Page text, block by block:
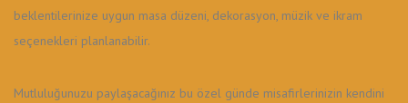
beklentilerinize uygun masa düzeni, dekorasyon, müzik ve ikram
seçenekleri planlanabilir.
Mutluluğunuzu paylaşacağınız bu özel günde misafirlerinizin kendini